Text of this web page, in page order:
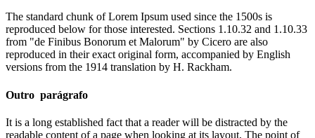
The standard chunk of Lorem Ipsum used since the 1500s is
reproduced below for those interested. Sections 1.10.32 and 1.10.33
from "de Finibus Bonorum et Malorum" by Cicero are also
reproduced in their exact original form, accompanied by English
versions from the 1914 translation by H. Rackham.
Outro parágrafo
It is a long established fact that a reader will be distracted by the
readable content of a page when looking at its layout. The point of